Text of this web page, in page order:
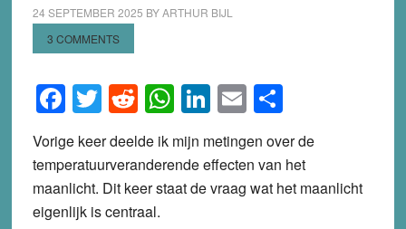
24 SEPTEMBER 2025 BYARTHUR BIJL
3 COMMENTS
Facebook
Twitter
Reddit
WhatsApp
LinkedIn
EmailShare
Vorige keer deelde ik mijn metingen over de
temperatuurveranderende effecten van het
maanlicht. Dit keer staat de vraag wat het maanlicht
eigenlijk is centraal.